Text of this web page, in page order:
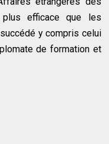
efficace que les
y compris celui
de formation et